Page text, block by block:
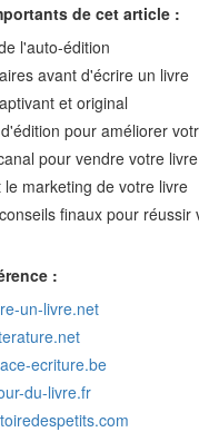
de cet article :
l'auto-édition
avant d'écrire un livre
et original
pour améliorer
pour vendre votre livre
marketing de votre livre
finaux pour réussir
:
un-livre.net
ecriture.be
du-livre.fr